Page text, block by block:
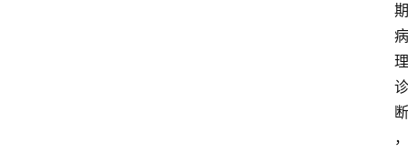
期
病
理
诊
断
，